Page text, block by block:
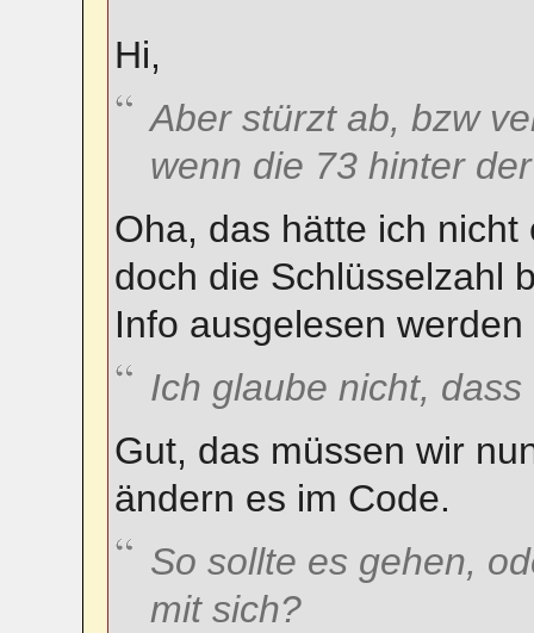
Hi,
Aber stürzt ab, bzw
wenn die 73 hinter
Oha, das hätte ich
doch die Schlüsselzahl
Info ausgelesen
Ich glaube nicht,
Gut, das müssen wir
ändern es im Code.
So sollte es gehen,
mit sich?